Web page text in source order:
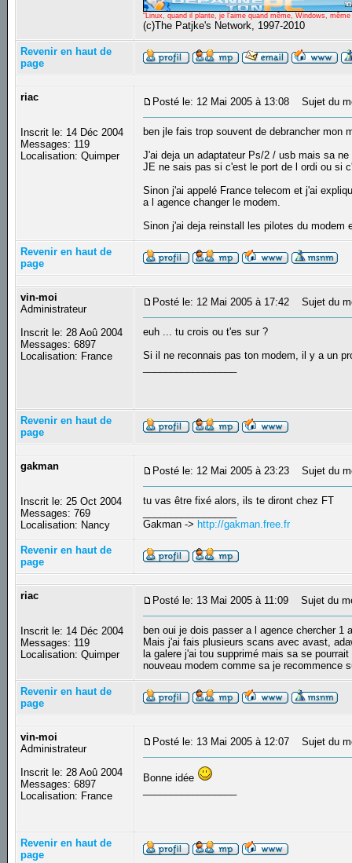
"Linux, quand il plante, je l'aime quand même, Windows,
(c)The Patjke's Network, 1997-2010
Revenir en haut de
page
riac
Inscrit le: 14 Déc 2004
Messages: 119
Localisation: Quimper
Posté le: 12 Mai 2005 à 13:08 Sujet du
ben jle fais trop souvent de debrancher mon
J'ai deja un adaptateur Ps/2 / usb mais sa
JE ne sais pas si c'est le port de l ordi ou si
Sinon j'ai appelé France telecom et j'ai
a l agence changer le modem.
Sinon j'ai deja reinstall les pilotes du
Revenir en haut de
page
vin-moi
Administrateur
Inscrit le: 28 Aoû 2004
Messages: 6897
Localisation: France
Posté le: 12 Mai 2005 à 17:42 Sujet du
euh ... tu crois ou t'es sur ?
Si il ne reconnais pas ton modem, il y a un
Revenir en haut de
page
gakman
Inscrit le: 25 Oct 2004
Messages: 769
Localisation: Nancy
Posté le: 12 Mai 2005 à 23:23 Sujet du
tu vas être fixé alors, ils te diront chez FT
Gakman -> http://gakman.free.fr
Revenir en haut de
page
riac
Inscrit le: 14 Déc 2004
Messages: 119
Localisation: Quimper
Posté le: 13 Mai 2005 à 11:09 Sujet du
ben oui je dois passer a l agence chercher 1
Mais j'ai fais plusieurs scans avec avast,
la galere j'ai tou supprimé mais sa se
nouveau modem comme sa je recommence
Revenir en haut de
page
vin-moi
Administrateur
Inscrit le: 28 Aoû 2004
Messages: 6897
Localisation: France
Posté le: 13 Mai 2005 à 12:07 Sujet du
Bonne idée
Revenir en haut de
page